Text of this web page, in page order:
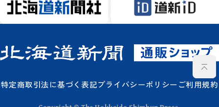
特定商取引法に基づく表記プライバシーポリシー ご利用規約